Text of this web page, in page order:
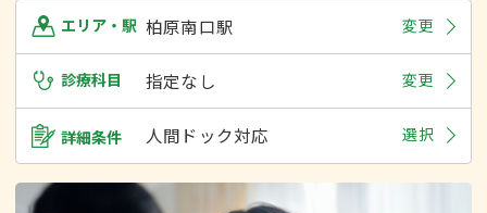
エリア・駅 柏原南口駅 変更
診療科目 指定なし 変更
詳細条件 人間ドック対応 選択